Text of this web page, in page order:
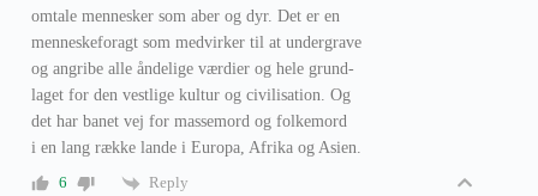
omtale mennesker som aber og dyr. Det er en
menneskeforagt som medvirker til at undergrave
og angribe alle åndelige værdier og hele grund-
laget for den vestlige kultur og civilisation. Og
det har banet vej for massemord og folkemord
i en lang række lande i Europa, Afrika og Asien.
6
Reply